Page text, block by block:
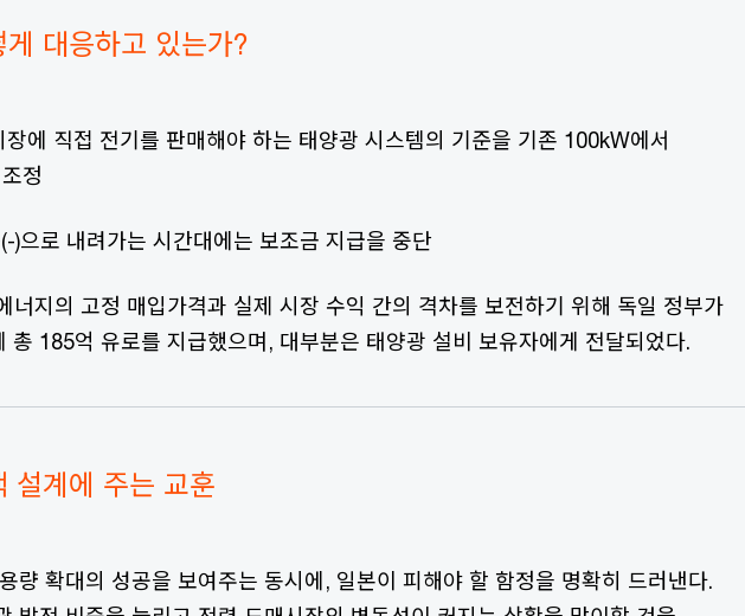
게 대응하고 있는가?
장에 직접 전기를 판매해야 하는 태양광 시스템의 기준을 기존 100kW에서
정
)으로 내려가는 시간대에는 보조금 지급을 중단
너지의 고정 매입가격과 실제 시장 수익 간의 격차를 보전하기 위해 독일 정부가
총 185억 유로를 지급했으며, 대부분은 태양광 설비 보유자에게 전달되었다.
설계에 주는 교훈
량 확대의 성공을 보여주는 동시에, 일본이 피해야 할 함정을 명확히 드러낸다.